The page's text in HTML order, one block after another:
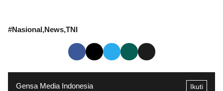
#Nasional News TNI
Gensa Media Indonesia Ikuti